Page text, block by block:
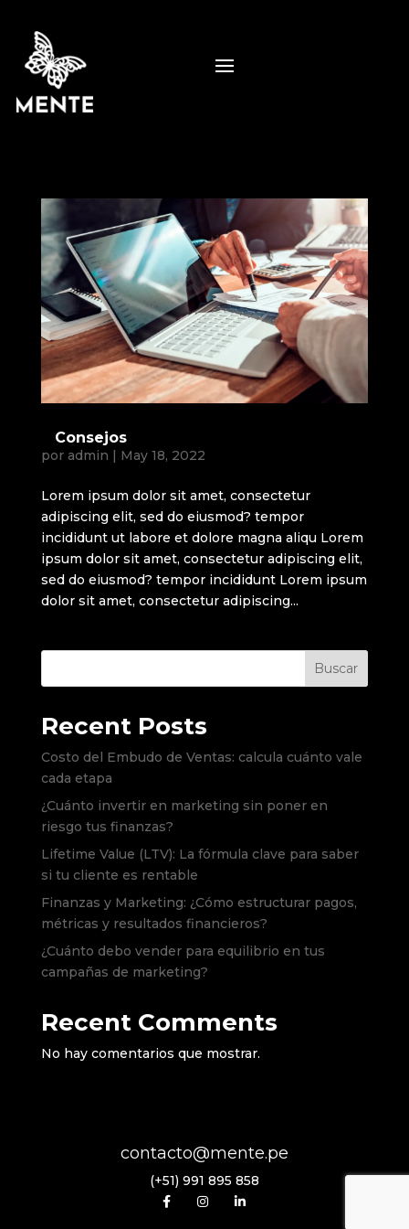
Consejos
por admin | May 18, 2022
Lorem ipsum dolor sit amet, consectetur
adipiscing elit, sed do eiusmod? tempor
incididunt ut labore et dolore magna aliqu Lorem
ipsum dolor sit amet, consectetur adipiscing elit,
sed do eiusmod? tempor incididunt Lorem ipsum
dolor sit amet, consectetur adipiscing...
Buscar
Recent Posts
Costo del Embudo de Ventas: calcula cuánto vale
cada etapa
¿Cuánto invertir en marketing sin poner en
riesgo tus finanzas?
Lifetime Value (LTV): La fórmula clave para saber
si tu cliente es rentable
Finanzas y Marketing: ¿Cómo estructurar pagos,
métricas y resultados financieros?
¿Cuánto debo vender para equilibrio en tus
campañas de marketing?
Recent Comments
No hay comentarios que mostrar.
contacto@mente.pe
(+51) 991 895 858